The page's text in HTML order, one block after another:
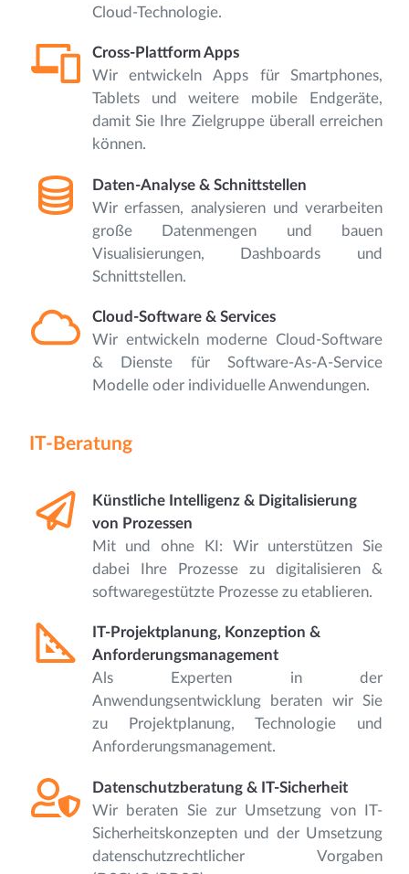
Cloud-Technologie.
Cross-Plattform Apps
Wir entwickeln Apps für Smartphones,
Tablets und weitere mobile Endgeräte,
damit Sie Ihre Zielgruppe überall erreichen
können.
Daten-Analyse & Schnittstellen
Wir erfassen, analysieren und verarbeiten
große Datenmengen und bauen
Visualisierungen, Dashboards und
Schnittstellen.
Cloud-Software & Services
Wir entwickeln moderne Cloud-Software
& Dienste für Software-As-A-Service
Modelle oder individuelle Anwendungen.
IT-Beratung
Künstliche Intelligenz & Digitalisierung
von Prozessen
Mit und ohne KI: Wir unterstützen Sie
dabei Ihre Prozesse zu digitalisieren &
softwaregestützte Prozesse zu etablieren.
IT-Projektplanung, Konzeption &
Anforderungsmanagement
Als Experten in der
Anwendungsentwicklung beraten wir Sie
zu Projektplanung, Technologie und
Anforderungsmanagement.
Datenschutzberatung & IT-Sicherheit
Wir beraten Sie zur Umsetzung von IT-
Sicherheitskonzepten und der Umsetzung
datenschutzrechtlicher Vorgaben